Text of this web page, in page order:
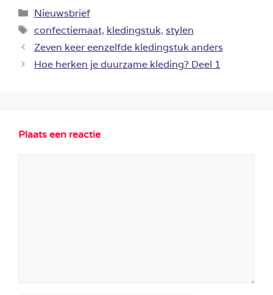
Categorieën
Nieuwsbrief
Tags
confectiemaat, kledingstuk, stylen
Zeven keer eenzelfde kledingstuk anders
Hoe herken je duurzame kleding? Deel 1
Plaats een reactie